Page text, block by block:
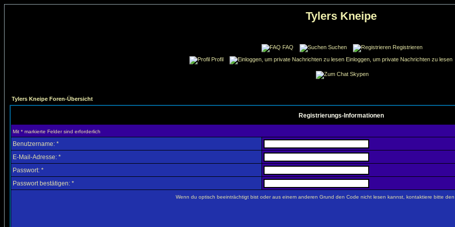
Tylers Kneipe
FAQ Suchen
Registrieren
Profil
Einloggen, um private Nachrichten zu lesen
Skypen
Tylers Kneipe Foren-Übersicht
Registrierungs-Informationen
Mit * markierte Felder sind erforderlich
Benutzername: *
E-Mail-Adresse: *
Passwort: *
Passwort bestätigen: *
Wenn du optisch beeinträchtigt bist oder aus einem anderen Grund den Code nicht lesen kannst, kontaktiere bitte den